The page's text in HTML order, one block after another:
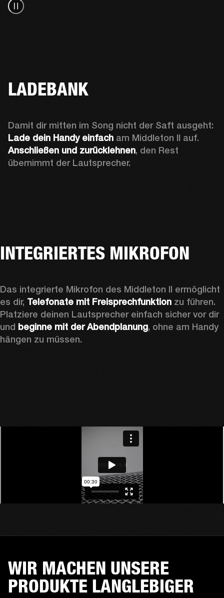
LADEBANK
Lade dein Handy einfach
Anschließen und zurücklehnen, den Rest
übernimmt der Lautsprecher.
INTEGRIERTES MIKROFON
Das integrierte Mikrofon des Middleton II ermöglicht
es dir, Telefonate mit Freisprechfunktion zu führen.
Platziere deinen Lautsprecher einfach sicher vor dir
und beginne mit der Abendplanung, ohne am Handy
hängen zu müssen.
WIR MACHEN UNSERE
PRODUKTE LANGLEBIGER